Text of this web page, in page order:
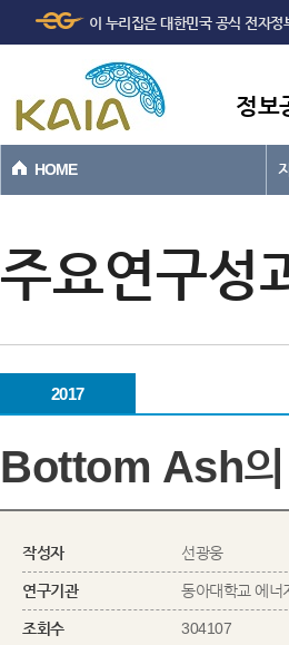
본문바로가기
이 누리집은 대한민국 공식 전자정
정보
HOME
주요연구성
2017
Bottom Ash의
작성자 선광웅
연구기관 동아대학교 에너
조회수 304107